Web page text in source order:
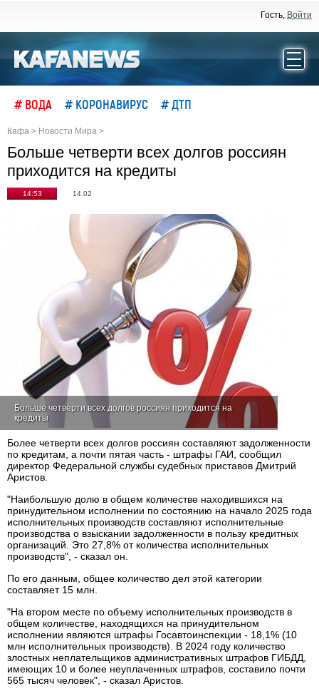
Гость, Войти
# ВОДА # КОРОНАВИРУС # ДТП
Кафа > Новости Мира >
Больше четверти всех долгов россиян
приходится на кредиты
14:53 14.02
Больше четверти всех долгов россиян приходится на
кредиты
Более четверти всех долгов россиян составляют задолженности
по кредитам, а почти пятая часть - штрафы ГАИ, сообщил
директор Федеральной службы судебных приставов Дмитрий
Аристов.
"Наибольшую долю в общем количестве находившихся на
принудительном исполнении по состоянию на начало 2025 года
исполнительных производств составляют исполнительные
производства о взыскании задолженности в пользу кредитных
организаций. Это 27,8% от количества исполнительных
производств", - сказал он.
По его данным, общее количество дел этой категории
составляет 15 млн.
"На втором месте по объему исполнительных производств в
общем количестве, находящихся на принудительном
исполнении являются штрафы Госавтоинспекции - 18,1% (10
млн исполнительных производств). В 2024 году количество
злостных неплательщиков административных штрафов ГИБДД,
имеющих 10 и более неуплаченных штрафов, составило почти
565 тысяч человек", - сказал Аристов.